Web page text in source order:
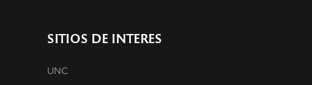
SITIOS DE INTERES
UNC